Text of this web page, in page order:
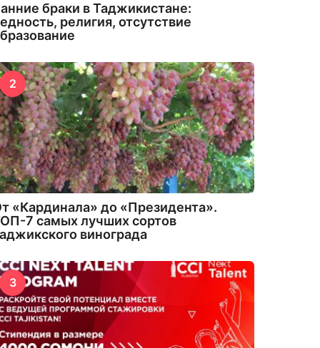
браки в Таджикистане:
религия, отсутствие
2
«Кардинала» до «Президента».
7 самых лучших сортов
винограда
3